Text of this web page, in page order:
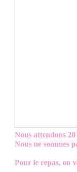
Nous attendons
Nous ne sommes
" Mont
Pour le repas, on